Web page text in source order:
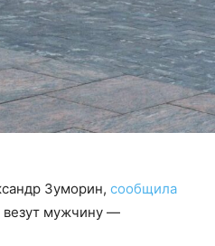
Зуморин, сообщила
мужчину —